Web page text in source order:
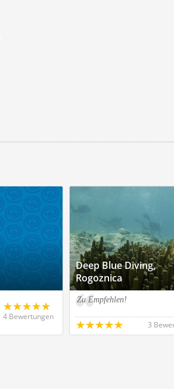
4 Bewertungen
Deep Blue Diving,
Rogoznica
Zu Empfehlen!
3